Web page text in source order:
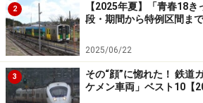
2
【2025年夏】「青春18
段・期間から特例区間ま
2025/06/22
3
その“顔”に惚れた！ 鉄道
ケメン車両」ベスト10【